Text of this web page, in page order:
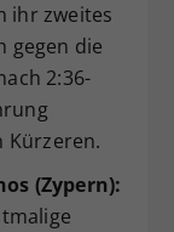
ihr zweites
gegen die
2:36-
Kürzeren.
(Zypern):